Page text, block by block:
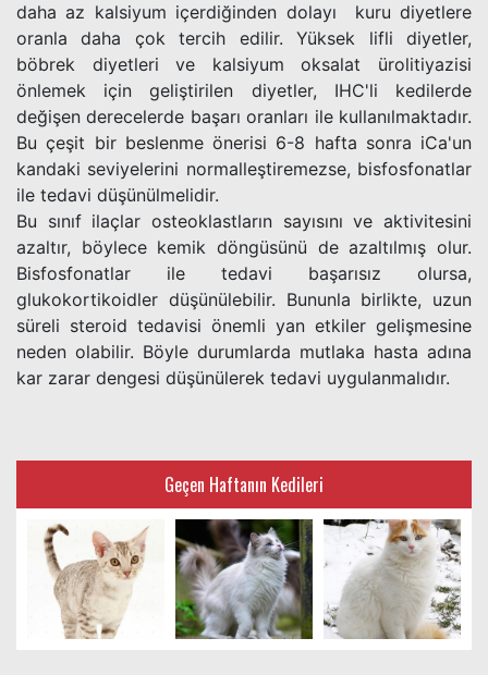
daha az kalsiyum içerdiğinden dolayı kuru diyetlere
oranla daha çok tercih edilir. Yüksek lifli diyetler,
böbrek diyetleri ve kalsiyum oksalat ürolitiyazisi
önlemek için geliştirilen diyetler, IHC'li kedilerde
değişen derecelerde başarı oranları ile kullanılmaktadır.
Bu çeşit bir beslenme önerisi 6-8 hafta sonra iCa'un
kandaki seviyelerini normalleştiremezse, bisfosfonatlar
ile tedavi düşünülmelidir.
Bu sınıf ilaçlar osteoklastların sayısını ve aktivitesini
azaltır, böylece kemik döngüsünü de azaltılmış olur.
Bisfosfonatlar ile tedavi başarısız olursa,
glukokortikoidler düşünülebilir. Bununla birlikte, uzun
süreli steroid tedavisi önemli yan etkiler gelişmesine
neden olabilir. Böyle durumlarda mutlaka hasta adına
kar zarar dengesi düşünülerek tedavi uygulanmalıdır.
Geçen Haftanın Kedileri